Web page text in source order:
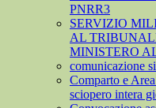
PNRR3
SERVIZIO
AL
MINISTERO
comunicazione
Comparto e
sciopero intera